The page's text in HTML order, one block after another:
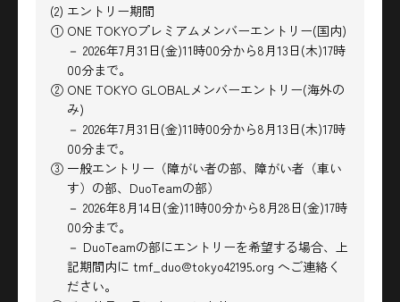
(2) エントリー期間
① ONE TOKYOプレミアムメンバーエントリー(国内)
－ 2026年7月31日(金)11時00分から8月13日(木)17時
00分まで。
② ONE TOKYO GLOBALメンバーエントリー(海外の
み)
－ 2026年7月31日(金)11時00分から8月13日(木)17時
00分まで。
③ 一般エントリー（障がい者の部、障がい者（車い
す）の部、DuoTeamの部）
－ 2026年8月14日(金)11時00分から8月28日(金)17時
00分まで。
－ DuoTeamの部にエントリーを希望する場合、上
記期間内に tmf_duo@tokyo42195.org へご連絡く
ださい。